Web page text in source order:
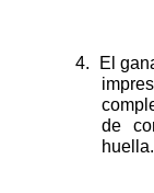
4.
El
de
huella.